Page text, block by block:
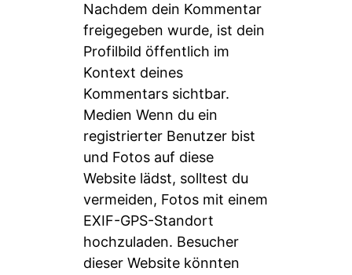
Nachdem dein Kommentar
freigegeben wurde, ist dein
Profilbild öffentlich im
Kontext deines
Kommentars sichtbar.
Medien Wenn du ein
registrierter Benutzer bist
und Fotos auf diese
Website lädst, solltest du
vermeiden, Fotos mit einem
EXIF-GPS-Standort
hochzuladen. Besucher
dieser Website könnten